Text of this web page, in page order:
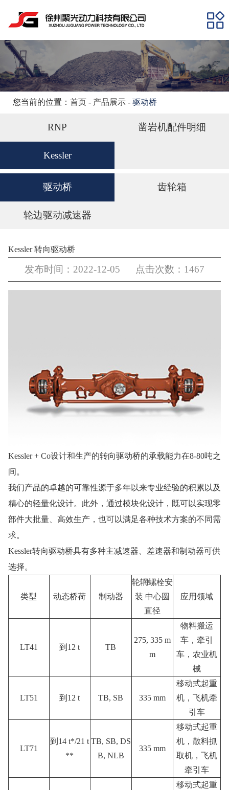
网站首页
产品展示
新闻资讯
人力资源
联系我们
您当前的位置： 首页 - 产品展示- 驱动桥
RNP 凿岩机配件明细
Kessler
驱动桥 齿轮箱
轮边驱动减速器
Kessler 转向驱动桥
发布时间：2022-12-05 点击次数：1467
Kessler + Co设计和生产的转向驱动桥的承载能力在8-80吨之
间。
我们产品的卓越的可靠性源于多年以来专业经验的积累以及
精心的轻量化设计。此外，通过模块化设计，既可以实现零
部件大批量、高效生产，也可以满足各种技术方案的不同需
求。
Kessler转向驱动桥具有多种主减速器、差速器和制动器可供
选择。
类型 动态桥荷 制动器
轮辋螺栓安
装 中心圆
直径
应用领域
LT41 到12 t TB
275, 335 m
m
物料搬运
车，牵引
车，农业机
械
LT51 到12 t TB, SB 335 mm
移动式起重
机，飞机牵
引车
LT71
到14 t*/21 t
**
TB, SB, DS
B, NLB
335 mm
移动式起重
机，散料抓
取机，飞机
牵引车
移动式起重